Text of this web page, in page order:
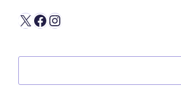
X Facebook
Instagram